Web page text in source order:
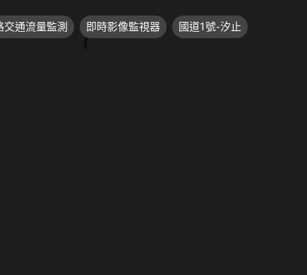
交通流量監測 即時影像監視器 國道1號-汐止